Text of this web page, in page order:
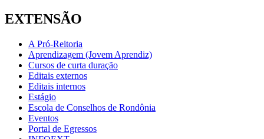
EXTENSÃO
A Pró-Reitoria
Aprendizagem (Jovem Aprendiz)
Cursos de curta duração
Editais externos
Editais internos
Estágio
Escola de Conselhos de Rondônia
Eventos
Portal de Egressos